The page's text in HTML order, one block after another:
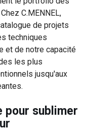
C.MENNEL,
de projets
techniques
et de notre capacité
les plus
jusqu'aux
pour sublimer